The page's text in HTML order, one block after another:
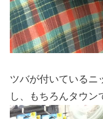
ツバが付いているニ
し、もちろんタウン